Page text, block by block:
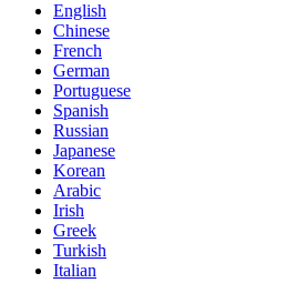
English
Chinese
French
German
Portuguese
Spanish
Russian
Japanese
Korean
Arabic
Irish
Greek
Turkish
Italian